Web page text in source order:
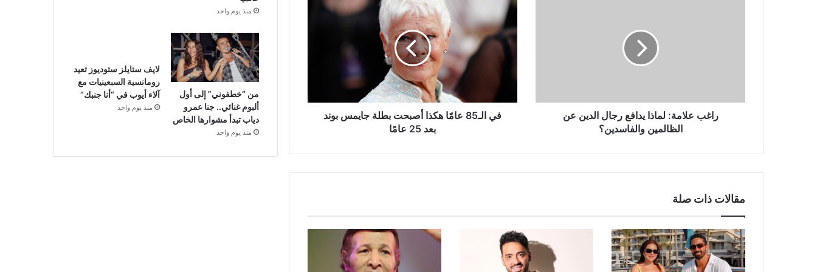
والفاسدين؟
راغب علامة: لماذا يدافع رجال الدين عن
الظالمين والفاسدين؟
الـ85
عامًا
هكذا
أصبحت
بعد
في الـ85 عامًا هكذا أصبحت بطلة جايمس بوند
بعد 25 عامًا
مقالات ذات صلة
منذ يوم واحد
من “خطفوني” إلى أول
ألبوم غنائي.. جنا عمرو
دياب تبدأ مشوارها الخاص
منذ يوم واحد
لايف ستايلز ستوديوز تعيد
رومانسية السبعينيات مع
آلاء أيوب في “أنا جنبك”
منذ يوم واحد